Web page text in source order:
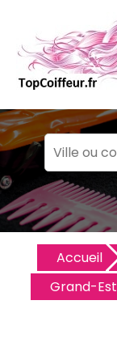
Accueil
Grand-Est